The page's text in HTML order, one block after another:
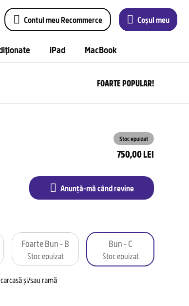
Contul meu Recommerce Coșul meu
iPad MacBook
FOARTE POPULAR!
Stoc epuizat
750,00 LEI
Anunță-mă când revine
Foarte Bun - B
Stoc epuizat
Bun - C
Stoc epuizat
și/sau ramă